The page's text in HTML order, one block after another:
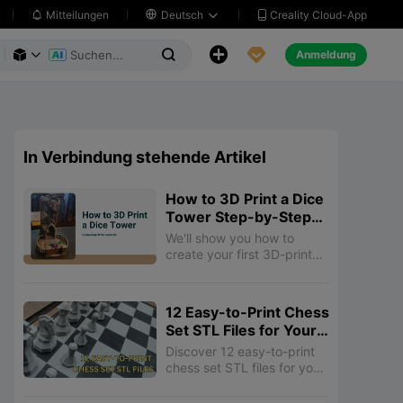
 Mitteilungen  Deutsch   Creality Cloud-App
     Anmeldung
In Verbindung stehende Artikel
How to 3D Print a Dice
Tower Step-by-Step
Guide
We'll show you how to
create your first 3D-printed
12 Easy-to-Print Chess
Set STL Files for Your
3D Printer
Discover 12 easy-to-print
chess set STL files for your